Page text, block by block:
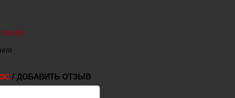
/ ДОБАВИТЬ ОТЗЫВ